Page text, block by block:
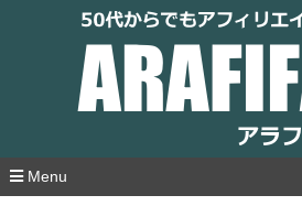
アラフィフエイト｜ 50
エイトは遅
Menu